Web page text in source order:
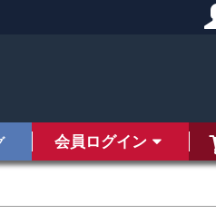
会員ログイン